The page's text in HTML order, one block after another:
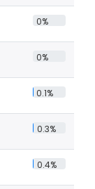
0%
0%
0.1%
0.3%
0.4%